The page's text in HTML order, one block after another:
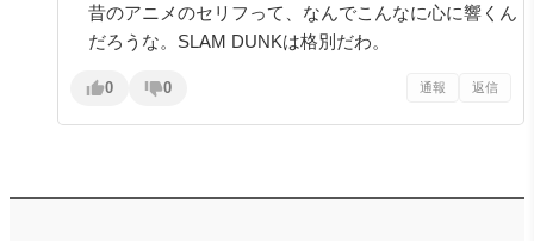
昔のアニメのセリフって、なんでこんなに心に響くん
だろうな。SLAM DUNKは格別だわ。
0 0 通報 返信